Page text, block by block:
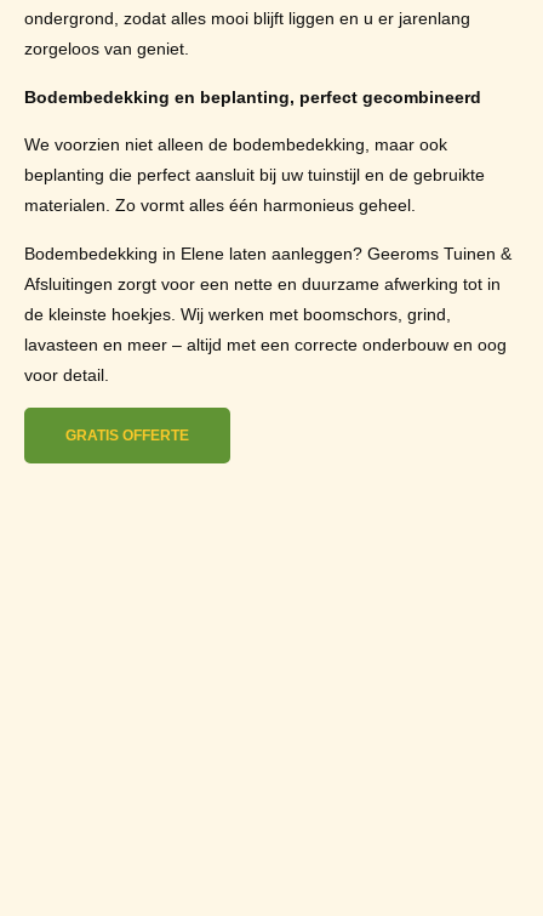
ondergrond, zodat alles mooi blijft liggen en u er jarenlang
zorgeloos van geniet.
Bodembedekking en beplanting, perfect gecombineerd
We voorzien niet alleen de bodembedekking, maar ook
beplanting die perfect aansluit bij uw tuinstijl en de gebruikte
materialen. Zo vormt alles één harmonieus geheel.
Bodembedekking in Elene laten aanleggen? Geeroms Tuinen &
Afsluitingen zorgt voor een nette en duurzame afwerking tot in
de kleinste hoekjes. Wij werken met boomschors, grind,
lavasteen en meer – altijd met een correcte onderbouw en oog
voor detail.
GRATIS OFFERTE